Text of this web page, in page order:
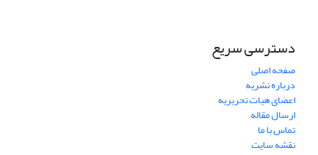
دسترسی سریع
صفحه اصلی
درباره نشریه
اعضای هیات تحریریه
ارسال مقاله
تماس با ما
نقشه سایت